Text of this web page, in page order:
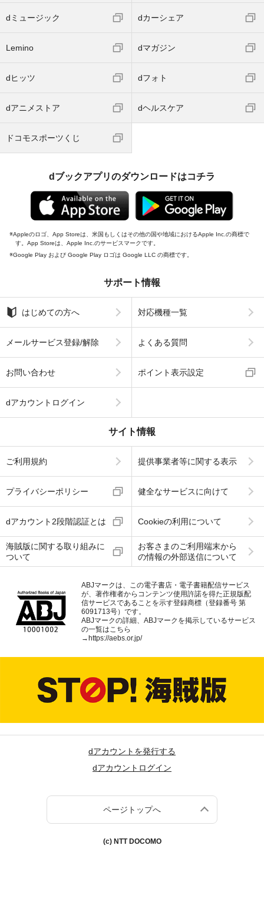
dミュージック dカーシェア
Lemino dマガジン
dヒッツ dフォト
dアニメストア dヘルスケア
ドコモスポーツくじ
dブックアプリのダウンロードはコチラ
Appleのロゴ、App Storeは、米国もしくはその他の国や地域におけるApple Inc.の商標で
す。App Storeは、Apple Inc.のサービスマークです。
Google Play および Google Play ロゴは Google LLC の商標です。
サポート情報
はじめての方へ 対応機種一覧
メールサービス登録/解除 よくある質問
お問い合わせ ポイント表示設定
dアカウントログイン
サイト情報
ご利用規約 提供事業者等に関する表示
プライバシーポリシー 健全なサービスに向けて
dアカウント2段階認証とは Cookieの利用について
海賊版に関する取り組みに
ついて
お客さまのご利用端末から
の情報の外部送信について
ABJマークは、この電子書店・電子書籍配信サービス
が、著作権者からコンテンツ使用許諾を得た正規版配
信サービスであることを示す登録商標（登録番号 第
6091713号）です。
ABJマークの詳細、ABJマークを掲示しているサービス
の一覧はこちら
→https://aebs.or.jp/
dアカウントを発行する
dアカウントログイン
ページトップへ
(c) NTT DOCOMO